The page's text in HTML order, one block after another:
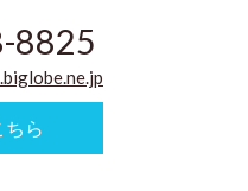
8825
ちら